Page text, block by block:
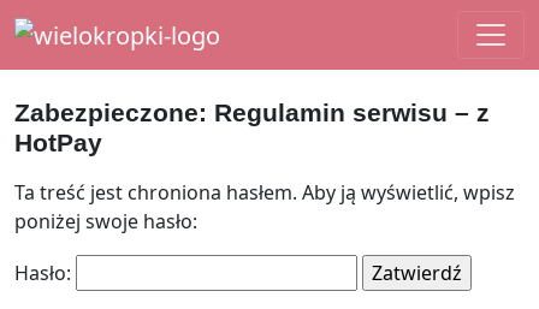
Main Navigation
Zabezpieczone: Regulamin serwisu – z
HotPay
Ta treść jest chroniona hasłem. Aby ją wyświetlić, wpisz
poniżej swoje hasło:
Hasło: